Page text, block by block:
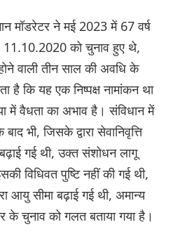
मॉडरेटर ने मई 2023 में 67 वर्ष
को चुनाव हुए थे,
वाली तीन साल की अवधि के
है कि यह एक निष्पक्ष नामांकन था
में वैधता का अभाव है। संविधान में
भी, जिसके द्वारा सेवानिवृत्ति
गई थी, उक्त संशोधन लागू
विधिवत पुष्टि नहीं की गई थी,
आयु सीमा बढ़ाई गई थी, अमान्य
के चुनाव को गलत बताया गया है।